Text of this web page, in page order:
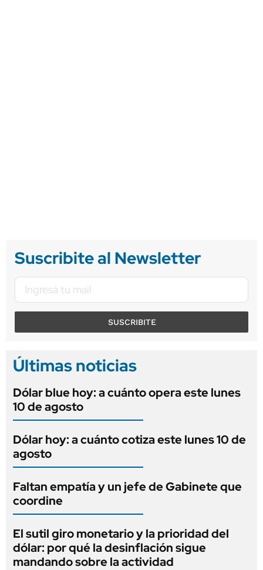
Suscribite al Newsletter
SUSCRIBITE
Últimas noticias
Dólar blue hoy: a cuánto opera este lunes
10 de agosto
Dólar hoy: a cuánto cotiza este lunes 10 de
agosto
Faltan empatía y un jefe de Gabinete que
coordine
El sutil giro monetario y la prioridad del
dólar: por qué la desinflación sigue
mandando sobre la actividad